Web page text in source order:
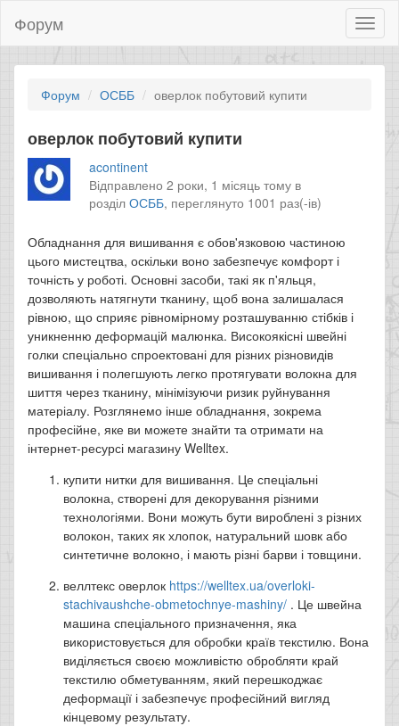
Форум
Форум ОСББ оверлок побутовий купити
оверлок побутовий купити
acontinent
Відправлено 2 роки, 1 місяць тому в
розділОСББ, переглянуто 1001 раз(-ів)
Обладнання для вишивання є обов'язковою частиною
цього мистецтва, оскільки воно забезпечує комфорт і
точність у роботі. Основні засоби, такі як п'яльця,
дозволяють натягнути тканину, щоб вона залишалася
рівною, що сприяє рівномірному розташуванню стібків і
уникненню деформацій малюнка. Високоякісні швейні
голки спеціально спроектовані для різних різновидів
вишивання і полегшують легко протягувати волокна для
шиття через тканину, мінімізуючи ризик руйнування
матеріалу. Розглянемо інше обладнання, зокрема
професійне, яке ви можете знайти та отримати на
інтернет-ресурсі магазину Welltex.
купити нитки для вишивання. Це спеціальні
волокна, створені для декорування різними
технологіями. Вони можуть бути вироблені з різних
волокон, таких як хлопок, натуральний шовк або
синтетичне волокно, і мають різні барви і товщини.
веллтекс оверлок https://welltex.ua/overloki-
stachivaushche-obmetochnye-mashiny/ . Це швейна
машина спеціального призначення, яка
використовується для обробки країв текстилю. Вона
виділяється своєю можливістю обробляти край
текстилю обметуванням, який перешкоджає
деформації і забезпечує професійний вигляд
кінцевому результату.